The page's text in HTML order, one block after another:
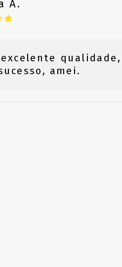
A.
amei.